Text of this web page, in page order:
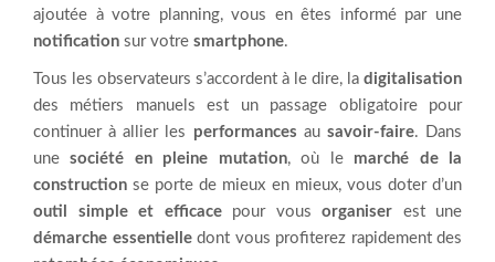
ajoutée à votre planning, vous en êtes informé par une
notification sur votre smartphone.
Tous les observateurs s’accordent à le dire, la digitalisation
des métiers manuels est un passage obligatoire pour
continuer à allier les performances au savoir-faire. Dans
unesociété en pleine mutation, où le marché de la
construction se porte de mieux en mieux, vous doter d’un
outil simple et efficace pour vous organiser est une
démarche essentielledont vous profiterez rapidement des